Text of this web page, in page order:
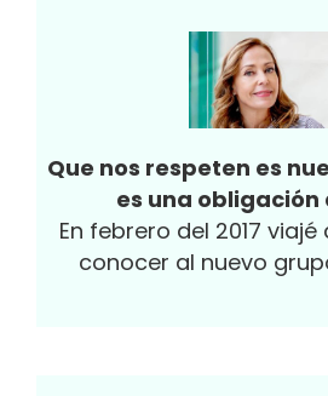
Que nos respeten es
es una obligación
En febrero del 2017
conocer al nuevo